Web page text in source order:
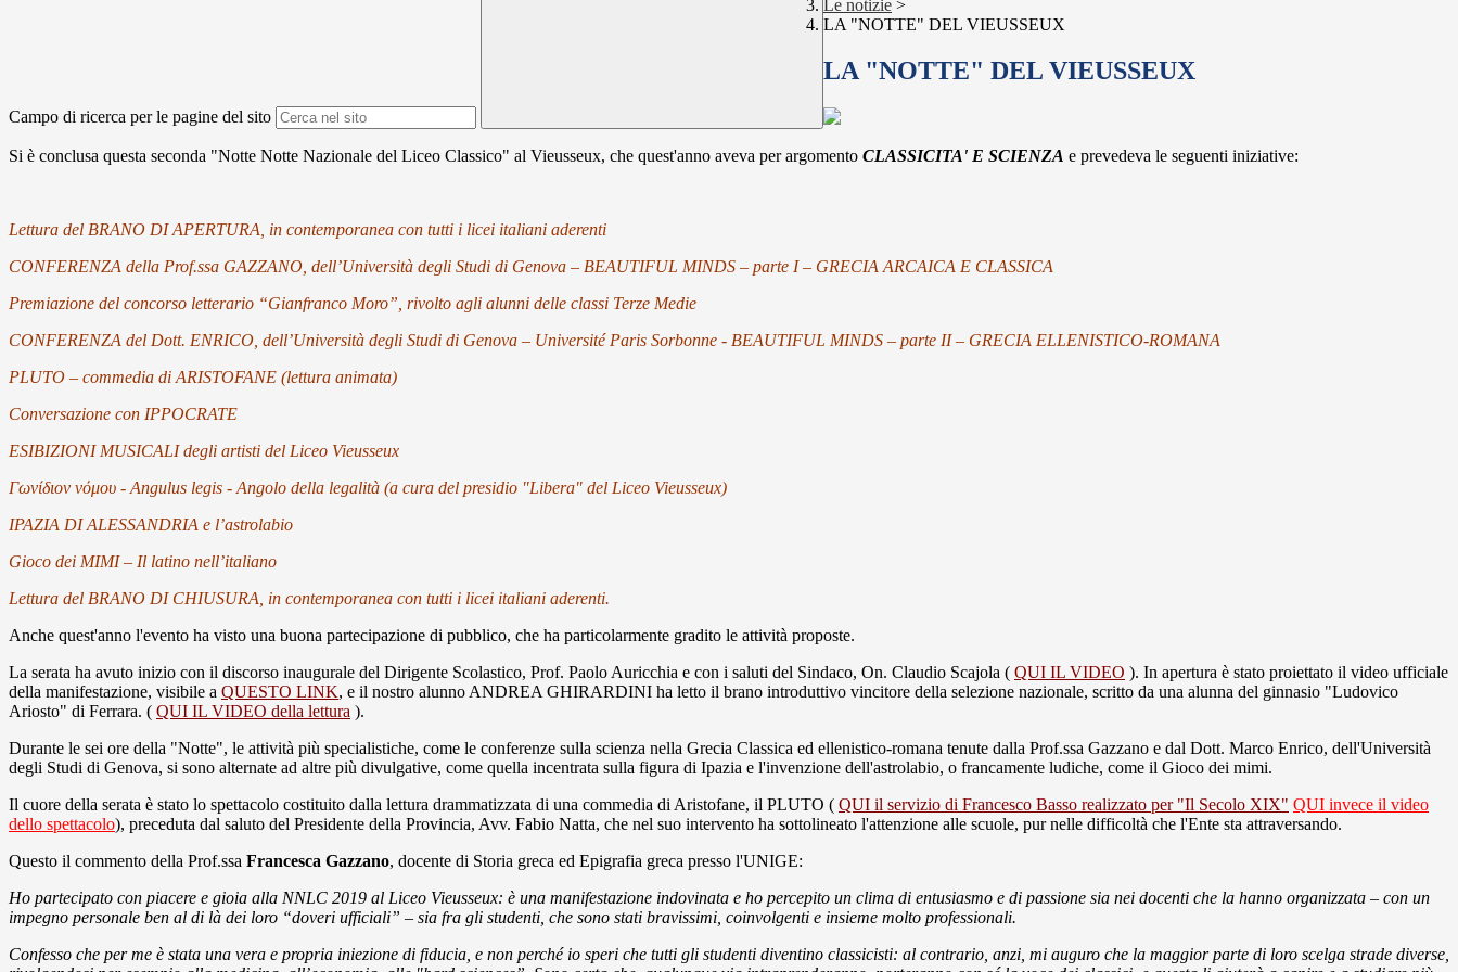
Campo di ricerca per le pagine del sito
Le notizie >
LA "NOTTE" DEL VIEUSSEUX
LA "NOTTE" DEL VIEUSSEUX
Si è conclusa questa seconda "Notte Notte Nazionale del Liceo Classico" al Vieusseux, che quest'anno aveva per argomento CLASSICITA' E SCIENZA e prevedeva le seguenti iniziative:
Lettura del BRANO DI APERTURA, in contemporanea con tutti i licei italiani aderenti
CONFERENZA della Prof.ssa GAZZANO, dell’Università degli Studi di Genova – BEAUTIFUL MINDS – parte I – GRECIA ARCAICA E CLASSICA
Premiazione del concorso letterario “Gianfranco Moro”, rivolto agli alunni delle classi Terze Medie
CONFERENZA del Dott. ENRICO, dell’Università degli Studi di Genova – Université Paris Sorbonne - BEAUTIFUL MINDS – parte II – GRECIA ELLENISTICO-ROMANA
PLUTO – commedia di ARISTOFANE (lettura animata)
Conversazione con IPPOCRATE
ESIBIZIONI MUSICALI degli artisti del Liceo Vieusseux
Γωνίδιον νόμου - Angulus legis - Angolo della legalità (a cura del presidio "Libera" del Liceo Vieusseux)
IPAZIA DI ALESSANDRIA e l’astrolabio
Gioco dei MIMI – Il latino nell’italiano
Lettura del BRANO DI CHIUSURA, in contemporanea con tutti i licei italiani aderenti.
Anche quest'anno l'evento ha visto una buona partecipazione di pubblico, che ha particolarmente gradito le attività proposte.
La serata ha avuto inizio con il discorso inaugurale del Dirigente Scolastico, Prof. Paolo Auricchia e con i saluti del Sindaco, On. Claudio Scajola ( QUI IL VIDEO ). In apertura è stato proiettato il video ufficiale
della manifestazione, visibile a QUESTO LINK, e il nostro alunno ANDREA GHIRARDINI ha letto il brano introduttivo vincitore della selezione nazionale, scritto da una alunna del ginnasio "Ludovico
Ariosto" di Ferrara. ( QUI IL VIDEO della lettura ).
Durante le sei ore della "Notte", le attività più specialistiche, come le conferenze sulla scienza nella Grecia Classica ed ellenistico-romana tenute dalla Prof.ssa Gazzano e dal Dott. Marco Enrico, dell'Università
degli Studi di Genova, si sono alternate ad altre più divulgative, come quella incentrata sulla figura di Ipazia e l'invenzione dell'astrolabio, o francamente ludiche, come il Gioco dei mimi.
Il cuore della serata è stato lo spettacolo costituito dalla lettura drammatizzata di una commedia di Aristofane, il PLUTO ( QUI il servizio di Francesco Basso realizzato per "Il Secolo XIX" QUI invece il video
dello spettacolo), preceduta dal saluto del Presidente della Provincia, Avv. Fabio Natta, che nel suo intervento ha sottolineato l'attenzione alle scuole, pur nelle difficoltà che l'Ente sta attraversando.
Questo il commento della Prof.ssa Francesca Gazzano, docente di Storia greca ed Epigrafia greca presso l'UNIGE:
Ho partecipato con piacere e gioia alla NNLC 2019 al Liceo Vieusseux: è una manifestazione indovinata e ho percepito un clima di entusiasmo e di passione sia nei docenti che la hanno organizzata – con un
impegno personale ben al di là dei loro “doveri ufficiali” – sia fra gli studenti, che sono stati bravissimi, coinvolgenti e insieme molto professionali.
Confesso che per me è stata una vera e propria iniezione di fiducia, e non perché io speri che tutti gli studenti diventino classicisti: al contrario, anzi, mi auguro che la maggior parte di loro scelga strade diverse,